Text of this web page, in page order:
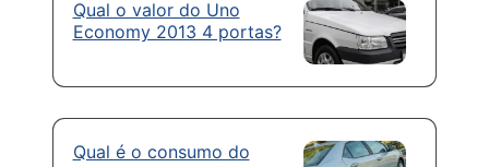
Qual o valor do Uno
Economy 2013 4 portas?
Qual é o consumo do